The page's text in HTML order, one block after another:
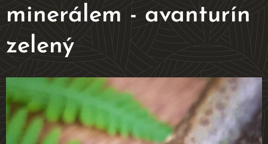
minerálem - avanturín
zelený